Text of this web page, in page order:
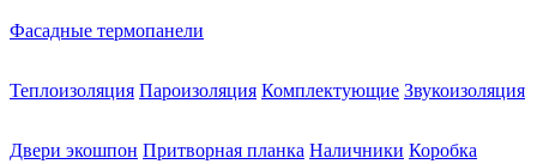
Фасадные термопанели
Теплоизоляция Пароизоляция Комплектующие Звукоизоляция
Двери экошпон Притворная планка Наличники Коробка